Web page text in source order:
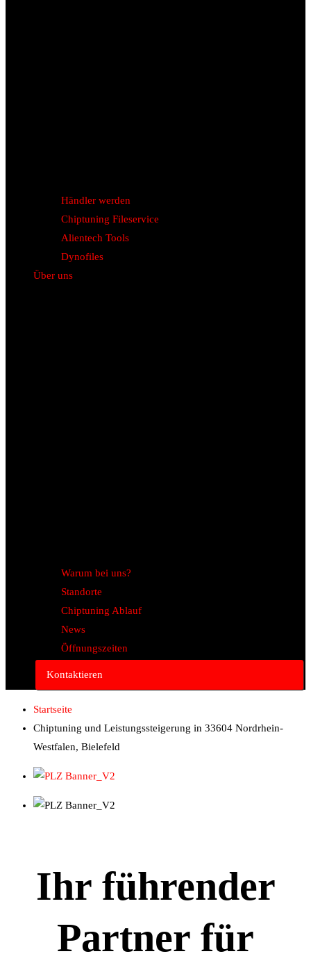
Händler werden
Chiptuning Fileservice
Alientech Tools
Dynofiles
Über uns
Warum bei uns?
Standorte
Chiptuning Ablauf
News
Öffnungszeiten
Kontaktieren
Startseite
Chiptuning und Leistungssteigerung in 33604 Nordrhein-
Westfalen, Bielefeld
Ihr führender
Partner für